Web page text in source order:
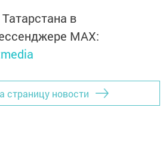
в
MАХ:
страницу новости